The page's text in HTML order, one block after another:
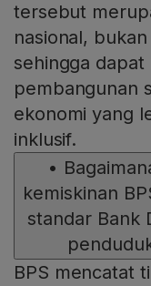
tersebut
nasional,
sehingga
pembangunan
ekonomi yang
inklusif.
•
kemiskinan
standar Bank
BPS mencatat